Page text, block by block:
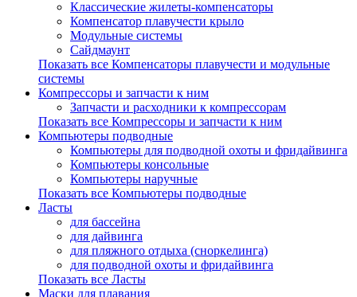
Классические жилеты-компенсаторы
Компенсатор плавучести крыло
Модульные системы
Сайдмаунт
Показать все Компенсаторы плавучести и модульные
системы
Компрессоры и запчасти к ним
Запчасти и расходники к компрессорам
Показать все Компрессоры и запчасти к ним
Компьютеры подводные
Компьютеры для подводной охоты и фридайвинга
Компьютеры консольные
Компьютеры наручные
Показать все Компьютеры подводные
Ласты
для бассейна
для дайвинга
для пляжного отдыха (сноркелинга)
для подводной охоты и фридайвинга
Показать все Ласты
Маски для плавания